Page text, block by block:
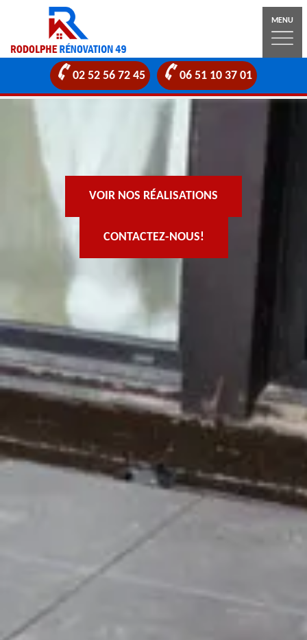
MENU
02 52 56 72 45 06 51 10 37 01
VOIR NOS RÉALISATIONS
CONTACTEZ-NOUS!